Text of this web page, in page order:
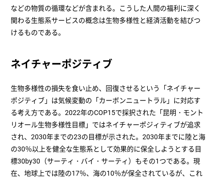
などの物質の循環などが含まれる。こうした人間の福利に深く
関わる生態系サービスの概念は生物多様性と経済活動を結びつ
けるものである。
ネイチャーポジティブ
生物多様性の損失を食い止め、回復させるという「ネイチャー
ポジティブ」は気候変動の「カーボンニュートラル」に対応す
る考え方である。2022年のCOP15で採択された「昆明・モント
リオール生物多様性目標」ではネイチャーポジィティブが追求
され、2030年までの23の目標が示された。2030年までに陸と海
の30％以上を健全な生態系として効果的に保全しようとする目
標30by30（サーティ・バイ・サーティ）もその1つである。現
在、地球上では陸の17％、海の10％が保全されているが、これ